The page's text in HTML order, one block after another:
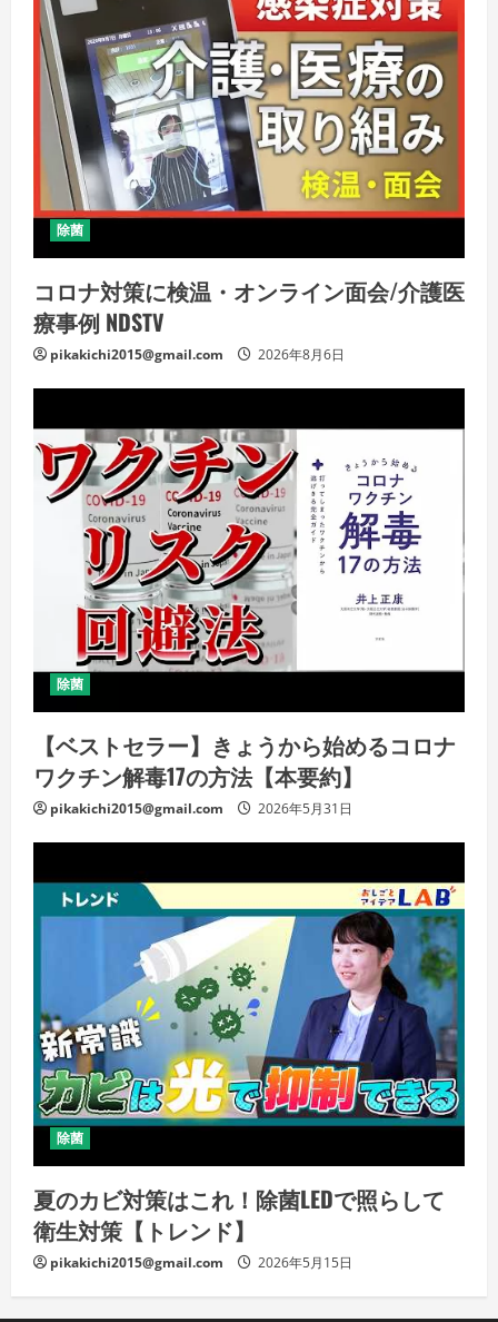
除菌
コロナ対策に検温・オンライン面会/介護医
療事例 NDSTV
pikakichi2015@gmail.com 2026年8月6日
除菌
【ベストセラー】きょうから始めるコロナ
ワクチン解毒17の方法【本要約】
pikakichi2015@gmail.com 2026年5月31日
除菌
夏のカビ対策はこれ！除菌LEDで照らして
衛生対策【トレンド】
pikakichi2015@gmail.com 2026年5月15日